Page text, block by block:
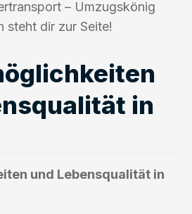
– Umzugskönig
steht dir zur Seite!
in
und Lebensqualität in